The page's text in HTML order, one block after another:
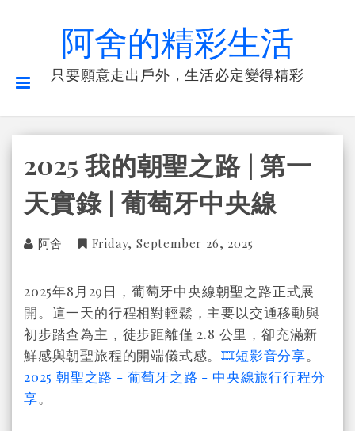
阿舍的精彩生活
只要願意走出戶外，生活必定變得精彩
2025 我的朝聖之路 | 第一
天實錄 | 葡萄牙中央線
阿舍 Friday, September 26, 2025
2025年8月29日，葡萄牙中央線朝聖之路正式展
開。這一天的行程相對輕鬆，主要以交通移動與
初步踏查為主，徒步距離僅 2.8 公里，卻充滿新
鮮感與朝聖旅程的開端儀式感。🎞️短影音分享。
2025 朝聖之路 - 葡萄牙之路 - 中央線旅行行程分
享。